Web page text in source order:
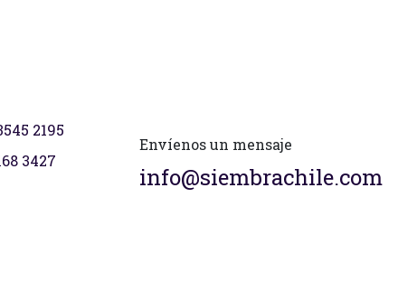
2195
3427
Envíenos un mensaje
info@siembrachile.com